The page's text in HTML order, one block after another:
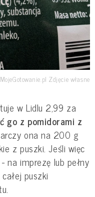
Zdjęcie własne
w Lidlu 2,99 za
go z pomidorami z
ona na 200 g
z puszki. Jeśli więc
na imprezę lub pełny
puszki